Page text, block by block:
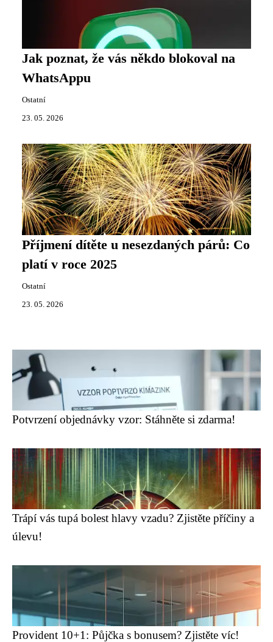
Jak poznat, že vás někdo blokoval na
WhatsAppu
Ostatní
23. 05. 2026
Příjmení dítěte u nesezdaných párů: Co
platí v roce 2025
Ostatní
23. 05. 2026
Potvrzení objednávky vzor: Stáhněte si zdarma!
Trápí vás tupá bolest hlavy vzadu? Zjistěte příčiny a
úlevu!
Provident 10+1: Půjčka s bonusem? Zjistěte víc!